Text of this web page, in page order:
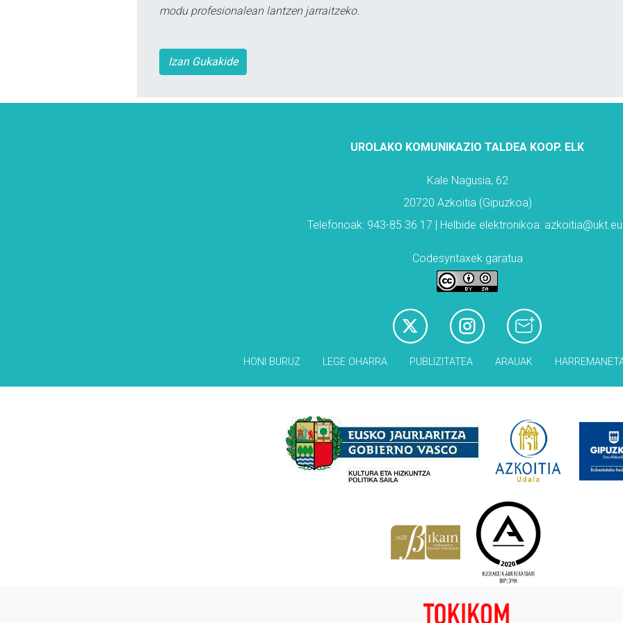
modu profesionalean lantzen jarraitzeko.
Izan Gukakide
UROLAKO KOMUNIKAZIO TALDEA KOOP. ELK
Kale Nagusia, 62
20720 Azkoitia (Gipuzkoa)
Telefonoak: 943-85 36 17 | Helbide elektronikoa:
Codesyntaxek garatua
HONI BURUZ LEGE OHARRA PUBLIZITATEA ARAUAK